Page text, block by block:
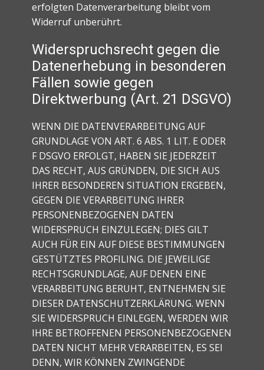
erfolgten Datenverarbeitung bleibt vom
Widerruf unberührt.
Widerspruchsrecht gegen die
Datenerhebung in besonderen
Fällen sowie gegen
Direktwerbung (Art. 21 DSGVO)
WENN DIE DATENVERARBEITUNG AUF
GRUNDLAGE VON ART. 6 ABS. 1 LIT. E ODER
F DSGVO ERFOLGT, HABEN SIE JEDERZEIT
DAS RECHT, AUS GRÜNDEN, DIE SICH AUS
IHRER BESONDEREN SITUATION ERGEBEN,
GEGEN DIE VERARBEITUNG IHRER
PERSONENBEZOGENEN DATEN
WIDERSPRUCH EINZULEGEN; DIES GILT
AUCH FÜR EIN AUF DIESE BESTIMMUNGEN
GESTÜTZTES PROFILING. DIE JEWEILIGE
RECHTSGRUNDLAGE, AUF DENEN EINE
VERARBEITUNG BERUHT, ENTNEHMEN SIE
DIESER DATENSCHUTZERKLÄRUNG. WENN
SIE WIDERSPRUCH EINLEGEN, WERDEN WIR
IHRE BETROFFENEN PERSONENBEZOGENEN
DATEN NICHT MEHR VERARBEITEN, ES SEI
DENN, WIR KÖNNEN ZWINGENDE